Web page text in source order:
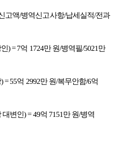
고액/병역신고사항/납세실적/전과
) = 7억 1724만 원/병역필/5021만
= 55억 2992만 원/복무안함/6억
변인) = 49억 7151만 원/병역